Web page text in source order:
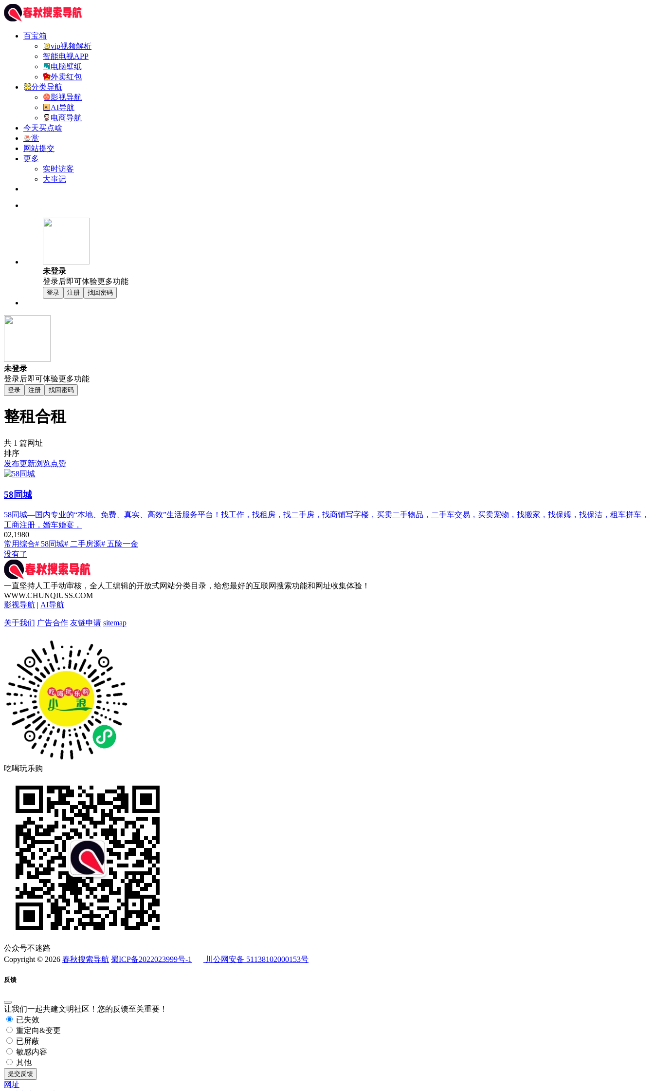
百宝箱
vip视频解析
智能电视APP
电脑壁纸
外卖红包
分类导航
影视导航
AI导航
电商导航
今天买点啥
赏
网站提交
更多
实时访客
大事记
未登录
登录后即可体验更多功能
登录 注册 找回密码
未登录
登录后即可体验更多功能
登录 注册 找回密码
整租合租
共 1 篇网址
排序
发布更新浏览点赞
58同城
58同城—国内专业的“本地、免费、真实、高效”生活服务平台！找工作，找租房，找二手房，找商铺写字楼，买卖二手物品，二手车交易，买卖宠物，找搬家，找保姆，找保洁，租车拼车，
工商注册，婚车婚宴，
02,1980
常用综合# 58同城# 二手房源# 五险一金
没有了
一直坚持人工手动审核，全人工编辑的开放式网站分类目录，给您最好的互联网搜索功能和网址收集体验！
WWW.CHUNQIUSS.COM
影视导航 | AI导航
关于我们 广告合作 友链申请 sitemap
吃喝玩乐购
公众号不迷路
Copyright © 2026 春秋搜索导航 蜀ICP备2022023999号-1 川公网安备 51138102000153号
反馈
让我们一起共建文明社区！您的反馈至关重要！
已失效
重定向&变更
已屏蔽
敏感内容
其他
提交反馈
网址